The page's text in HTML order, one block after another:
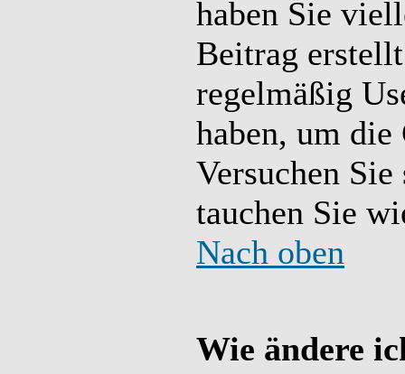
haben Sie
Beitrag
regelmäßig
haben, um
Versuchen
tauchen Sie
Nach oben
Wie ändere